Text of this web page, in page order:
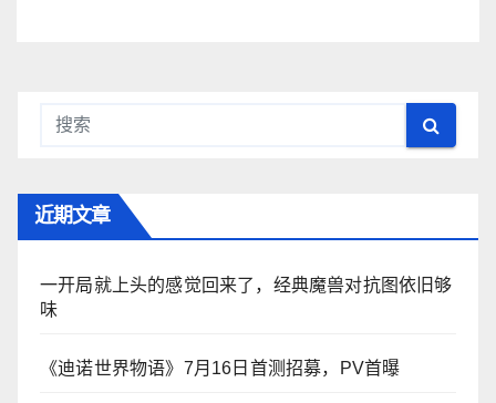
近期文章
一开局就上头的感觉回来了，经典魔兽对抗图依旧够
味
《迪诺世界物语》7月16日首测招募，PV首曝